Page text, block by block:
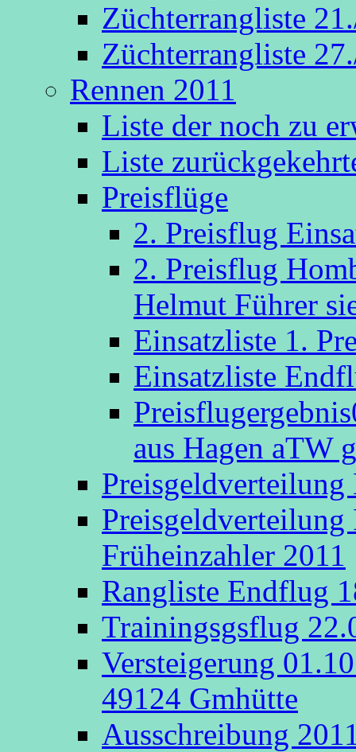
Züchterrangliste
Züchterrangliste
Rennen 2011
Liste der noch zu
Liste
Preisflüge
2. Preisflug
2. Preisflug
Helmut Führer
Einsatzliste 1.
Einsatzliste
aus Hagen aTW
Preisgeldverteilung
Früheinzahler 2011
Rangliste Endflug
Trainingsgsflug
Versteigerung
49124 Gmhütte
Ausschreibung